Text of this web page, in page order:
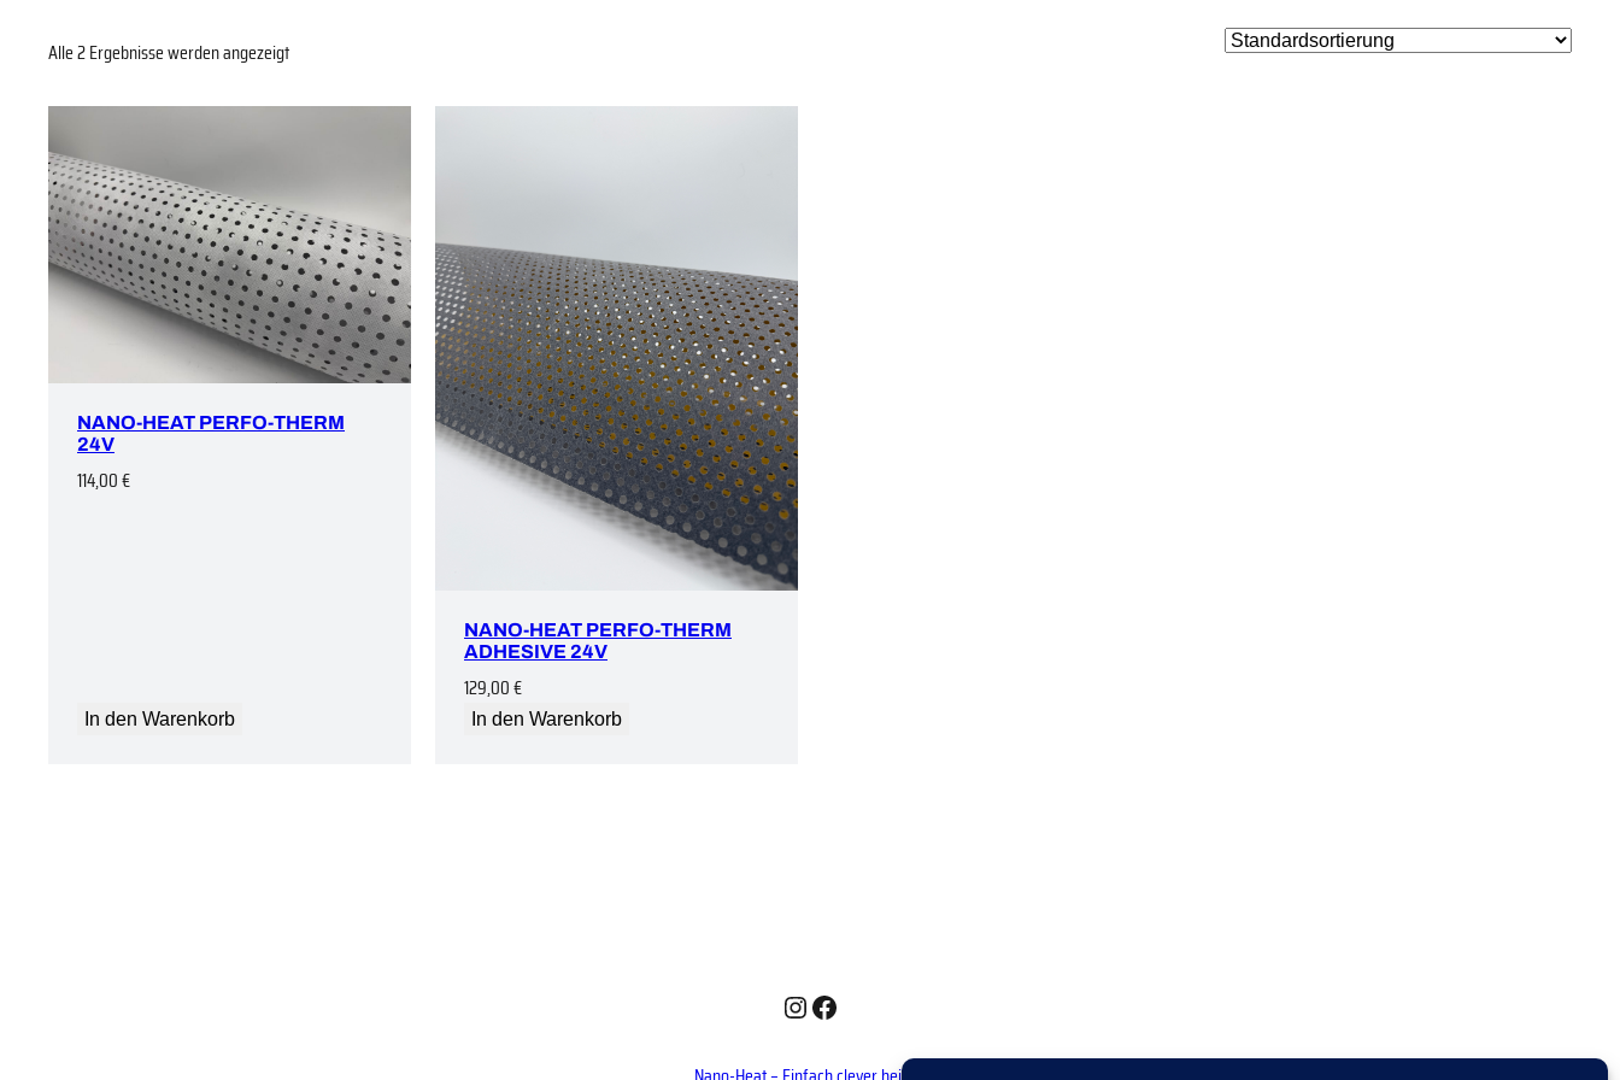
Alle 2 Ergebnisse werden angezeigt
NANO-HEAT PERFO-THERM
24V
114,00€
In den Warenkorb
NANO-HEAT PERFO-THERM
ADHESIVE 24V
129,00€
In den Warenkorb
Instagram
Facebook